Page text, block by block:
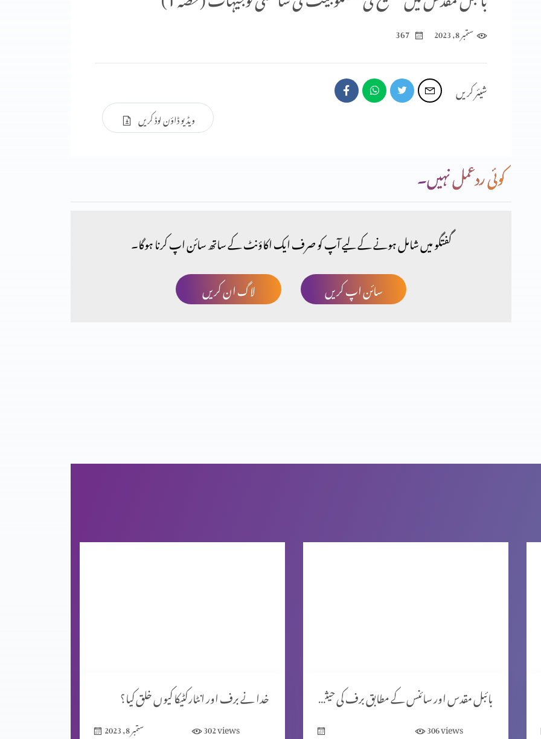
ستمبر 8, 2023 367
شیئر کریں
ویڈیو ڈاؤن لوڈ کریں
کوئی ردعمل نہیں۔
گفتگو میں شامل ہونے کے لیے آپ کو صرف ایک اکاؤنٹ کے ساتھ سائن اپ کرنا ہوگا۔
لاگ ان کریں
سائن اپ کریں
خدا نے برف اور انٹارکٹیکا کیوں خلق کیا؟
ستمبر 8, 2023 302views
بائبل مقدس اور سائنس کے مطابق برف کی حیثیت
306views